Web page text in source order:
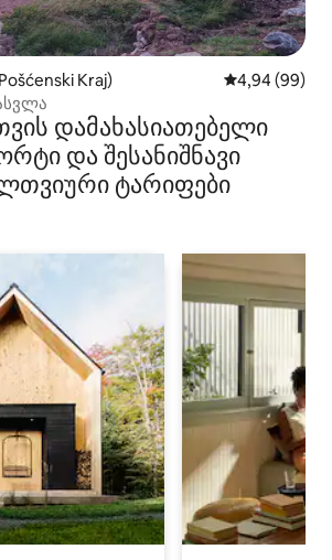
Kraj) საშუალო
4,94 (99)
დამახასიათებელი
და შესანიშნავი
ტარიფები